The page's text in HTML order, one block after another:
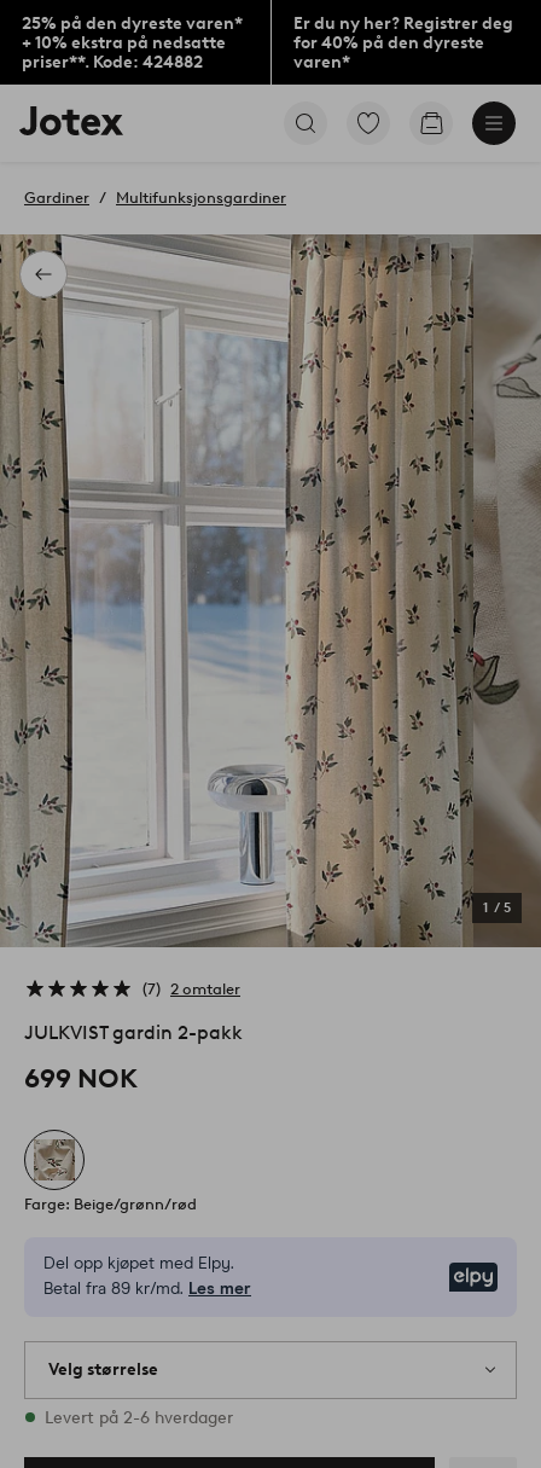
25% på den dyreste varen*
+ 10% ekstra på nedsatte
priser**. Kode: 424882
Er du ny her? Registrer deg
for 40% på den dyreste
varen*
Jotex’
logo
til
Gå
Gå
Tilbake
Gardiner Multifunksjonsgardiner
1 / 5
7 2 omtaler
JULKVIST gardin 2-pakk
699 NOK
Farge: Beige/grønn/rød
Del opp kjøpet med Elpy.
Betal fra 89 kr/md. Les mer
Velg størrelse
Alle størrelser finnes på lager
Levert på 2-6 hverdager